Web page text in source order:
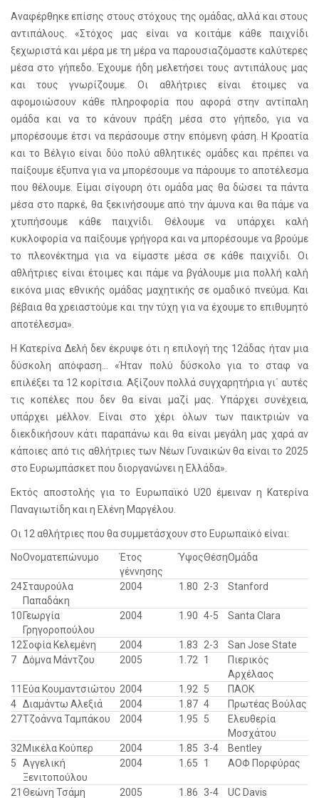
Αναφέρθηκε επίσης στους στόχους της ομάδας, αλλά και στους
αντιπάλους. «Στόχος μας είναι να κοιτάμε κάθε παιχνίδι
ξεχωριστά και μέρα με τη μέρα να παρουσιαζόμαστε καλύτερες
μέσα στο γήπεδο. Έχουμε ήδη μελετήσει τους αντιπάλους μας
και τους γνωρίζουμε. Οι αθλήτριες είναι έτοιμες να
αφομοιώσουν κάθε πληροφορία που αφορά στην αντίπαλη
ομάδα και να το κάνουν πράξη μέσα στο γήπεδο, για να
μπορέσουμε έτσι να περάσουμε στην επόμενη φάση. Η Κροατία
και το Βέλγιο είναι δύο πολύ αθλητικές ομάδες και πρέπει να
παίξουμε έξυπνα για να μπορέσουμε να πάρουμε το αποτέλεσμα
που θέλουμε. Είμαι σίγουρη ότι ομάδα μας θα δώσει τα πάντα
μέσα στο παρκέ, θα ξεκινήσουμε από την άμυνα και θα πάμε να
χτυπήσουμε κάθε παιχνίδι. Θέλουμε να υπάρχει καλή
κυκλοφορία να παίξουμε γρήγορα και να μπορέσουμε να βρούμε
το πλεονέκτημα για να είμαστε μέσα σε κάθε παιχνίδι. Οι
αθλήτριες είναι έτοιμες και πάμε να βγάλουμε μια πολλή καλή
εικόνα μιας εθνικής ομάδας μαχητικής σε ομαδικό πνεύμα. Και
βέβαια θα χρειαστούμε και την τύχη για να έχουμε το επιθυμητό
αποτέλεσμα».
Η Κατερίνα Δελή δεν έκρυψε ότι η επιλογή της 12άδας ήταν μια
δύσκολη απόφαση… «Ήταν πολύ δύσκολο για το σταφ να
επιλέξει τα 12 κορίτσια. Αξίζουν πολλά συγχαρητήρια γι΄ αυτές
τις κοπέλες που δεν θα είναι μαζί μας. Υπάρχει συνέχεια,
υπάρχει μέλλον. Είναι στο χέρι όλων των παικτριών να
διεκδικήσουν κάτι παραπάνω και θα είναι μεγάλη μας χαρά αν
κάποιες από τις αθλήτριες των Νέων Γυναικών θα είναι το 2025
στο Ευρωμπάσκετ που διοργανώνει η Ελλάδα».
Εκτός αποστολής για το Ευρωπαϊκό U20 έμειναν η Κατερίνα
Παναγιωτίδη και η Ελένη Μαργέλου.
Οι 12 αθλήτριες που θα συμμετάσχουν στο Ευρωπαϊκό είναι:
NoΟνοματεπώνυμο
Έτος
γέννησης
ΎψοςΘέσηΟμάδα
24Σταυρούλα
Παπαδάκη
2004 1.80 2-3 Stanford
10 Γεωργία
Γρηγοροπούλου
2004 1.90 4-5 Santa Clara
12Σοφία Κελεμένη 2004 1.83 2-3
San Jose State
7 Δόμνα Μάντζου 2005 1.72 1
Πιερικός
Αρχέλαος
11 Εύα Κουμαντσιώτου 2004 1.92 5
ΠΑΟΚ
4 Διαμάντω Αλεξιά 2004 1.87 4
Πρωτέας Βούλας
27Τζοάννα Ταμπάκου 2004 1.95 5
Ελευθερία
Μοσχάτου
32 Μικέλα Κούπερ 2004 1.85 3-4
Bentley
5
Αγγελική
Ξενιτοπούλου
2004 1.65 1 ΑΟΦ Πορφύρας
21 Θεώνη Τσάμη 2005 1.86 3-4 UC Davis